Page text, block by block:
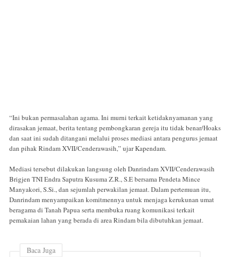
“Ini bukan permasalahan agama. Ini murni terkait ketidaknyamanan yang
dirasakan jemaat, berita tentang pembongkaran gereja itu tidak benar/Hoaks
dan saat ini sudah ditangani melalui proses mediasi antara pengurus jemaat
dan pihak Rindam XVII/Cenderawasih,” ujar Kapendam.
Mediasi tersebut dilakukan langsung oleh Danrindam XVII/Cenderawasih
Brigjen TNI Endra Saputra Kusuma Z.R., S.E bersama Pendeta Mince
Manyakori, S.Si., dan sejumlah perwakilan jemaat. Dalam pertemuan itu,
Danrindam menyampaikan komitmennya untuk menjaga kerukunan umat
beragama di Tanah Papua serta membuka ruang komunikasi terkait
pemakaian lahan yang berada di area Rindam bila dibutuhkan jemaat.
Baca Juga